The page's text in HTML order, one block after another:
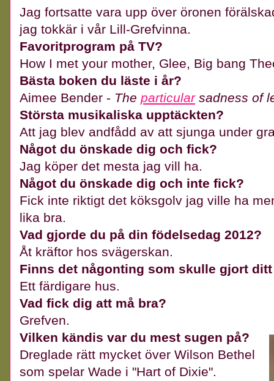
Jag fortsatte vara upp över öronen
jag tokkär i vår Lill-Grefvinna.
Favoritprogram på TV?
How I met your mother, Glee, Big bang
Bästa boken du läste i år?
Aimee Bender - The particularsadness of
Största musikaliska upptäckten?
Att jag blev andfådd av att sjunga under
Något du önskade dig och fick?
Jag köper det mesta jag vill ha.
Något du önskade dig och inte fick?
Fick inte riktigt det köksgolv jag ville ha
lika bra.
Vad gjorde du på din födelsedag 2012?
Åt kräftor hos svägerskan.
Finns det någonting som skulle gjort
Ett färdigare hus.
Vad fick dig att må bra?
Grefven.
Vilken kändis var du mest sugen på?
Dreglade rätt mycket över Wilson Bethel
som spelar Wade i "Hart of Dixie".